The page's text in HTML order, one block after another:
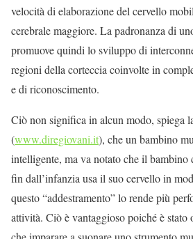
velocità di elaborazione del cervello
cerebrale maggiore. La padronanza di
promuove quindi lo sviluppo di
regioni della corteccia coinvolte in
e di riconoscimento.
Ciò non significa in alcun modo, spiega
(www.diregiovani.it), che un bambino
intelligente, ma va notato che il bambino
fin dall’infanzia usa il suo cervello in
questo “addestramento” lo rende più
attività. Ciò è vantaggioso poiché è stato